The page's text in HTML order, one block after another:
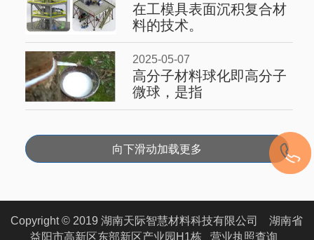
在工模具表面沉积复合材
料的技术。
2025-05-07
高分子材料球化即高分子
微球，是指
向下滑动加载更多
Copyright © 2019 湖南天际智慧材料科技有限公司 湖南省
益阳市高新区东部新区产业园H1栋营业执照查询